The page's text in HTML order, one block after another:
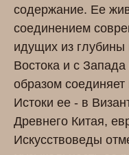
содержание. Ее
соединением
идущих из глубины
Востока и с
образом соединяет
Истоки ее - в
Древнего Китая,
Искусствоведы